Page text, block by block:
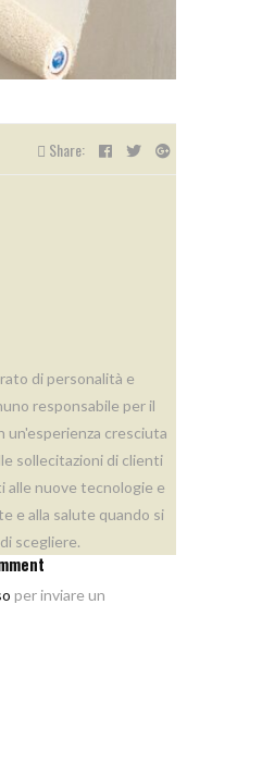
Share:
di personalità e
responsabile per il
un'esperienza cresciuta
sollecitazioni di clienti
nuove tecnologie e
e alla salute quando si
scegliere.
per inviare un